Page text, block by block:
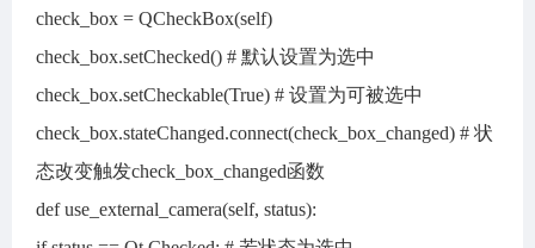
check_box = QCheckBox(self)
check_box.setChecked() # 默认设置为选中
check_box.setCheckable(True) # 设置为可被选中
check_box.stateChanged.connect(check_box_changed) # 状
态改变触发check_box_changed函数
def use_external_camera(self, status):